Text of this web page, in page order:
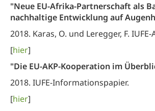
"Neue EU-Afrika-Partnerschaft als
nachhaltige Entwicklung auf
2018. Karas, O. und Leregger, F.
[hier]
"Die EU-AKP-Kooperation im
2018. IUFE-Informationspapier.
[hier]